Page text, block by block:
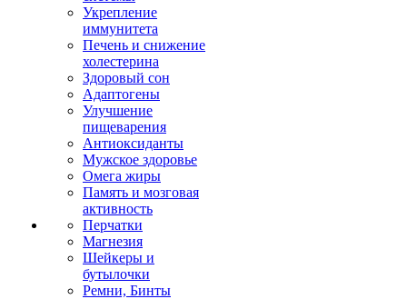
Укрепление
иммунитета
Печень и снижение
холестерина
Здоровый сон
Адаптогены
Улучшение
пищеварения
Антиоксиданты
Мужское здоровье
Омега жиры
Память и мозговая
активность
Перчатки
Магнезия
Шейкеры и
бутылочки
Ремни, Бинты